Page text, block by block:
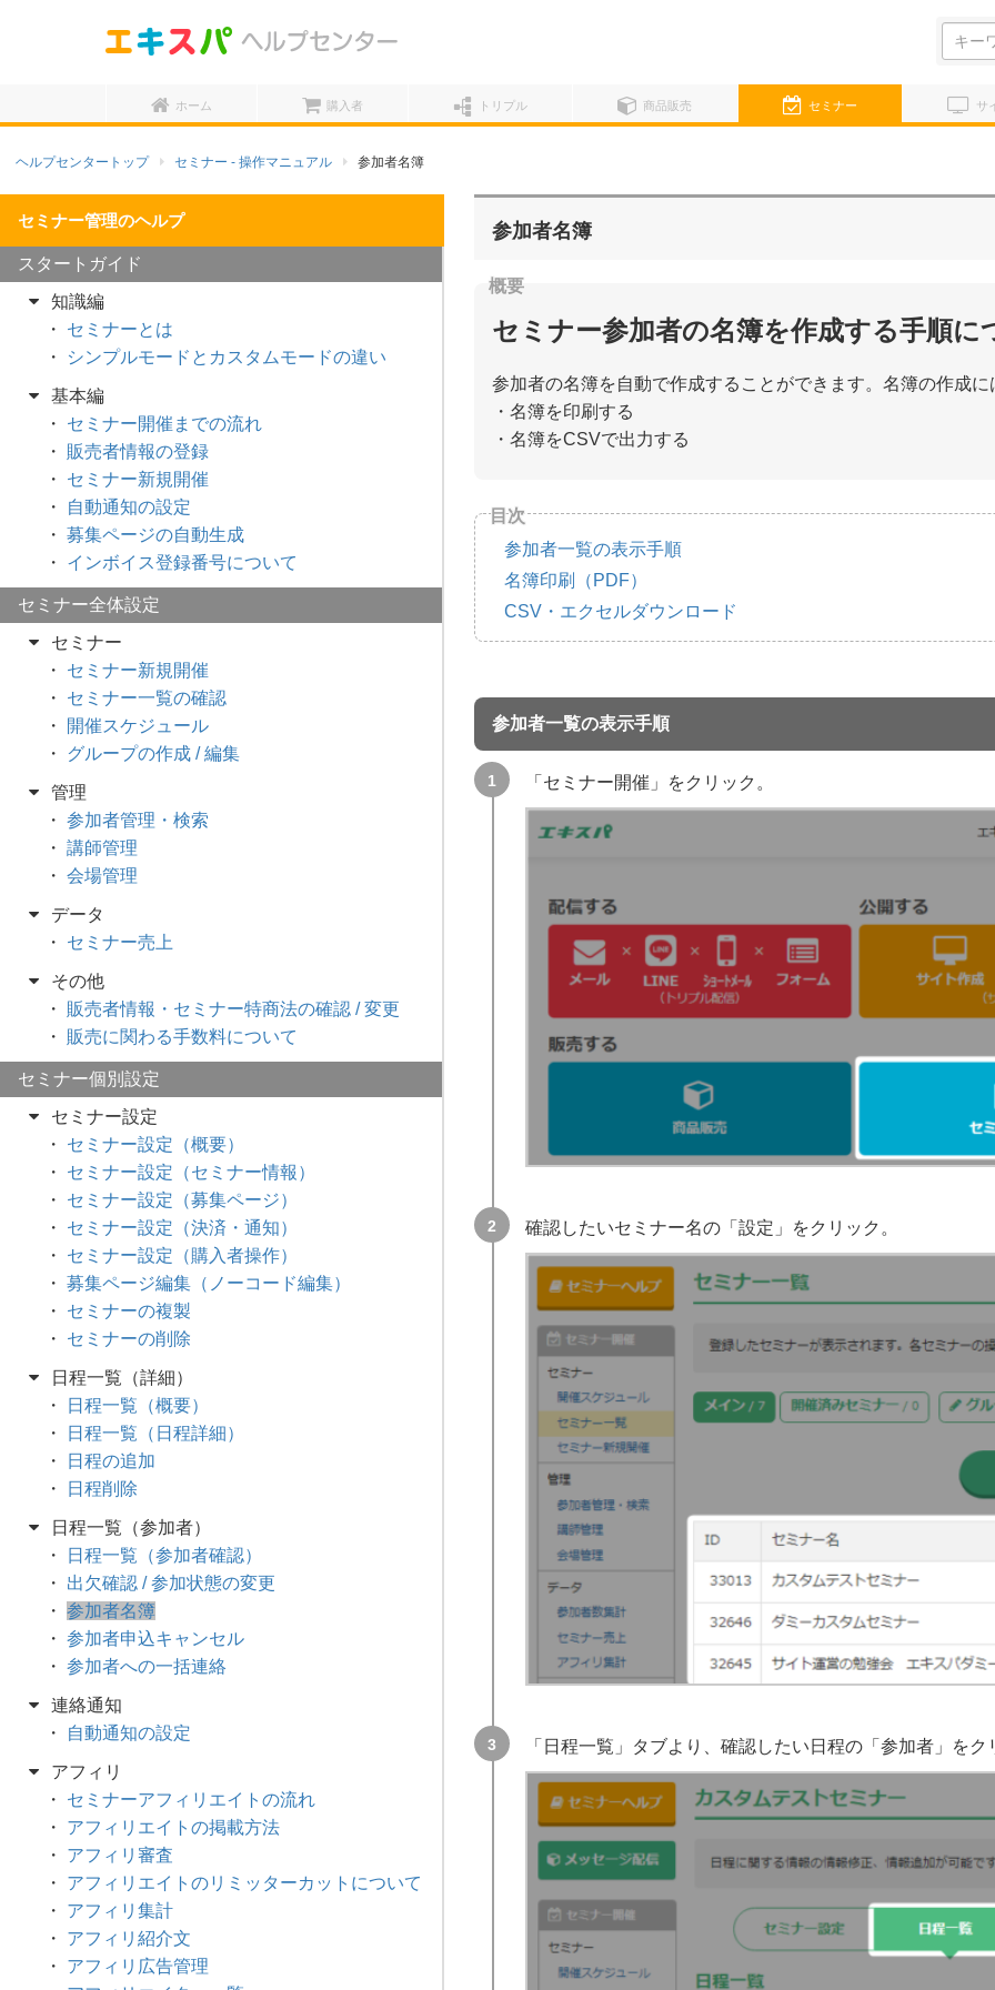
検
ホーム 購入者 トリプル 商品販売 セミナー サ
ヘルプセンタートップ セミナー - 操作マニュアル 参加者名簿
参加者名簿
セミナー参加者の名簿を作成する手順
参加者の名簿を自動で作成することができます。名簿の作成
・名簿を印刷する
・名簿をCSVで出力する
参加者一覧の表示手順
名簿印刷（PDF）
CSV・エクセルダウンロード
参加者一覧の表示手順
「セミナー開催」をクリック。
確認したいセミナー名の「設定」をクリック。
「日程一覧」タブより、確認したい日程の「参加者」をク
スタートガイド
知識編
セミナーとは
シンプルモードとカスタムモードの違い
基本編
セミナー開催までの流れ
販売者情報の登録
セミナー新規開催
自動通知の設定
募集ページの自動生成
インボイス登録番号について
セミナー全体設定
セミナー
セミナー新規開催
セミナー一覧の確認
開催スケジュール
グループの作成 / 編集
管理
参加者管理・検索
講師管理
会場管理
データ
セミナー売上
その他
販売者情報・セミナー特商法の確認 / 変更
販売に関わる手数料について
セミナー個別設定
セミナー設定
セミナー設定（概要）
セミナー設定（セミナー情報）
セミナー設定（募集ページ）
セミナー設定（決済・通知）
セミナー設定（購入者操作）
募集ページ編集（ノーコード編集）
セミナーの複製
セミナーの削除
日程一覧（詳細）
日程一覧（概要）
日程一覧（日程詳細）
日程の追加
日程削除
日程一覧（参加者）
日程一覧（参加者確認）
出欠確認 / 参加状態の変更
参加者名簿
参加者申込キャンセル
参加者への一括連絡
連絡通知
自動通知の設定
アフィリ
セミナーアフィリエイトの流れ
アフィリエイトの掲載方法
アフィリ審査
アフィリエイトのリミッターカットについて
アフィリ集計
アフィリ紹介文
アフィリ広告管理